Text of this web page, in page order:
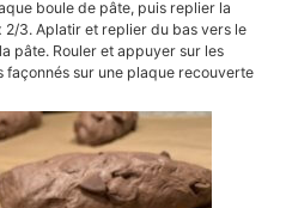
boule de pâte, puis replier la
2/3. Aplatir et replier du bas vers le
pâte. Rouler et appuyer sur les
façonnés sur une plaque recouverte